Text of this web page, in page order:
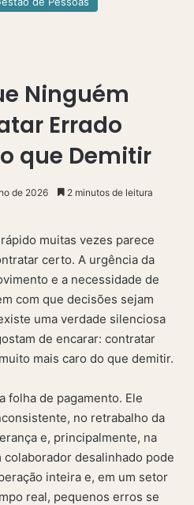
Ninguém
Errado
que Demitir
de 2026 2 minutos de leitura
muitas vezes parece
certo. A urgência da
e a necessidade de
com que decisões sejam
uma verdade silenciosa
de encarar: contratar
mais caro do que demitir.
folha de pagamento. Ele
no retrabalho da
e, principalmente, na
desalinhado pode
inteira e, em um setor
real, pequenos erros se